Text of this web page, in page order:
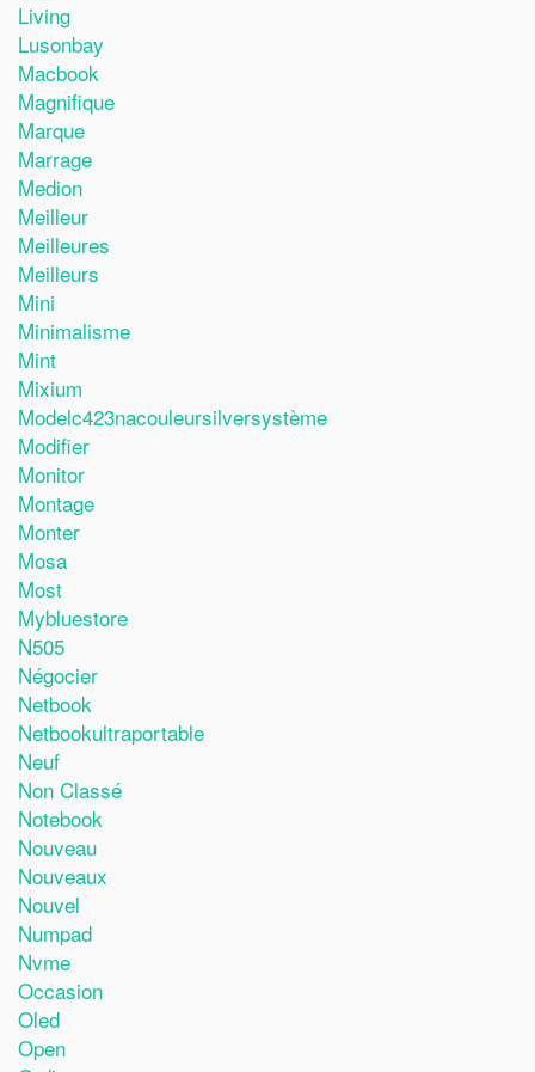
Living
Lusonbay
Macbook
Magnifique
Marque
Marrage
Medion
Meilleur
Meilleures
Meilleurs
Mini
Minimalisme
Mint
Mixium
Modelc423nacouleursilversystème
Modifier
Monitor
Montage
Monter
Mosa
Most
Mybluestore
N505
Négocier
Netbook
Netbookultraportable
Neuf
Non Classé
Notebook
Nouveau
Nouveaux
Nouvel
Numpad
Nvme
Occasion
Oled
Open